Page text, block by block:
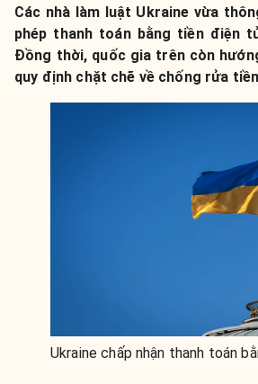
Các nhà làm luật Ukraine vừa
phép thanh toán bằng tiền điện
Đồng thời, quốc gia trên còn
quy định chặt chẽ về chống rửa
Ukraine chấp nhận thanh toán